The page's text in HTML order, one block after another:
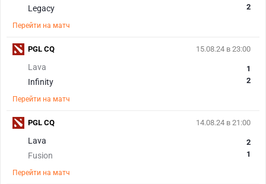
Legacy
2
Перейти на матч
15.08.24 в 23:00
Lava
Infinity
1
2
Перейти на матч
PGL CQ
14.08.24 в 21:00
Lava
Fusion
2
1
Перейти на матч
PGL CQ